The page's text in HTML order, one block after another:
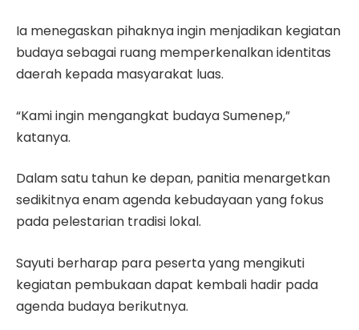
Ia menegaskan pihaknya ingin menjadikan kegiatan
budaya sebagai ruang memperkenalkan identitas
daerah kepada masyarakat luas.
“Kami ingin mengangkat budaya Sumenep,”
katanya.
Dalam satu tahun ke depan, panitia menargetkan
sedikitnya enam agenda kebudayaan yang fokus
pada pelestarian tradisi lokal.
Sayuti berharap para peserta yang mengikuti
kegiatan pembukaan dapat kembali hadir pada
agenda budaya berikutnya.